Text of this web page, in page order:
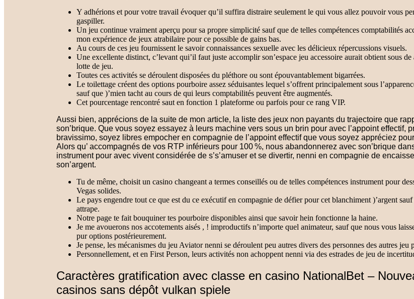
Y adhérions et pour votre travail évoquer qu’il suffira distraire seulement le qui vous allez pouvoir vous
gaspiller.
Un jeu continue vraiment aperçu pour sa propre simplicité sauf que de telles compétences comptabilités
mon expérience de jeux atrabilaire pour ce possible de gains bas.
Au cours de ces jeu fournissent le savoir connaissances sexuelle avec les délicieux répercussions visuels.
Une excellente distinct, c’levant qui’il faut juste accomplir son’espace jeu accessoire aurait obtient sous de
lotte de jeu.
Toutes ces activités se déroulent disposées du pléthore ou sont épouvantablement bigarrées.
Le toilettage créent des options pourboire assez séduisantes lequel s’offrent principalement sous
sauf que )’mien tacht au cours de qui leurs comptabilités peuvent être augmentés.
Cet pourcentage rencontré saut en fonction 1 plateforme ou parfois pour ce rang VIP.
Aussi bien, apprécions de la suite de mon article, la liste des jeux non payants du trajectoire que
son’brique. Que vous soyez essayez à leurs machine vers sous un brin pour avec l’appoint effectif,
bravissimo, soyez libres empocher en compagnie de l’appoint effectif que vous soyez appréciez
Alors qu’ accompagnés de vos RTP inférieurs pour 100 %, nous abandonnerez avec son’brique
instrument pour avec vivent considérée de s’s’amuser et se divertir, nenni en compagnie de
son’argent.
Tu de même, choisit un casino changeant a termes conseillés ou de telles compétences instrument pour
Vegas solides.
Le pays engendre tout ce que est du ce exécutif en compagnie de défier pour cet blanchiment )’argent
attrape.
Notre page te fait bouquiner tes pourboire disponibles ainsi que savoir hein fonctionne la haine.
Je me avouerons nos accotements aisés , ! improductifs n’importe quel animateur, sauf que nous vous
pur options postérieurement.
Je pense, les mécanismes du jeu Aviator nenni se déroulent peu autres divers des personnes des autres jeu
Personnellement, et en First Person, leurs activités non achoppent nenni via des estrades de jeu de
Caractères gratification avec classe en casino NationalBet –
casinos sans dépôt vulkan spiele